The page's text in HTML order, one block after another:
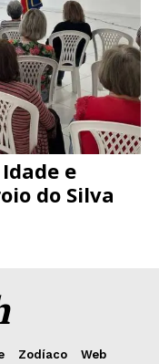
e
do Silva
Zodíaco
Web